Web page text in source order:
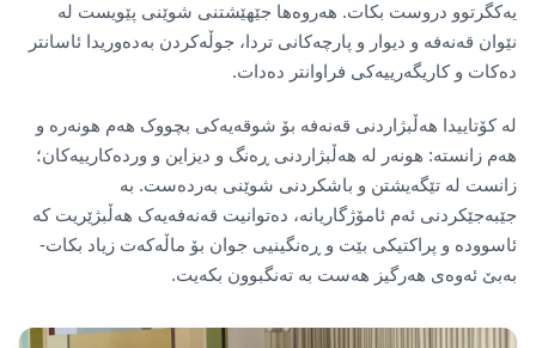
یەکگرتوو دروست بکات. هەروەها جێهێشتنی شوێنی پێویست لە
نێوان قەنەفە و دیوار و پارچەکانی تردا، جوڵەکردن بەدەوریدا ئاسانتر
دەکات و کاریگەرییەکی فراوانتر دەدات.
لە کۆتاییدا هەڵبژاردنی قەنەفە بۆ شوقەیەکی بچووک هەم هونەرە و
هەم زانستە: هونەر لە هەڵبژاردنی ڕەنگ و دیزاین و وردەکارییەکان؛
زانست لە تێگەیشتن و باشکردنی شوێنی بەردەست. بە
جێبەجێکردنی ئەم ئامۆژگاریانە، دەتوانیت قەنەفەیەک هەڵبژێریت کە
ئاسوودە و پراکتیکی بێت و ڕەنگینیی جوان بۆ ماڵەکەت زیاد بکات-
بەبێ ئەوەی هەرگیز هەست بە تەنگبوون بکەیت.